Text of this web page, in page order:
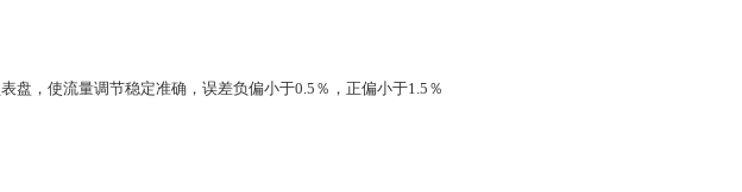
盘，使流量调节稳定准确，误差负偏小于0.5％，正偏小于1.5％